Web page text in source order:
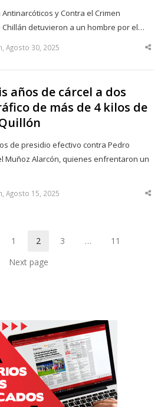
y Contra el Crimen
Chillán detuvieron a un hombre por el…
Agosto 30, 2025
años de cárcel a dos
de más de 4 kilos de
de presidio efectivo contra Pedro
Muñoz Alarcón, quienes enfrentaron un
Agosto 15, 2025
Page
1 Page
2 Page
3 …
11
Next page